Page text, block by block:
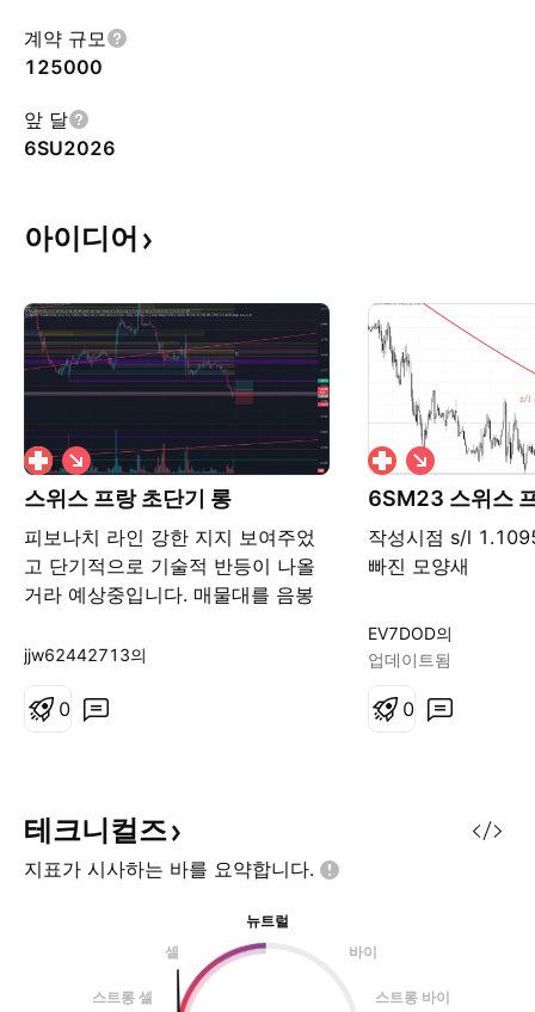
계약 규모
125000
앞 달
6SU2026
아이디어
스위스 프랑 초단기 롱
피보나치 라인 강한 지지 보여주었
고 단기적으로 기술적 반등이 나올
거라 예상중입니다. 매물대를 음봉
종가에 숏 스위칭 들어갑니다. 확률
고있기때문에 손익비가 좋진 않습니
숏
jjw62442713의
0
6SM23 스위스
작성시점 s/l
빠진 모양새
숏
EV7DOD의
업데이트됨
0
테크니컬즈
지표가 시사하는 바를 요약합니다.
뉴트럴
셀
바이
스트롱 셀 스트롱 바이